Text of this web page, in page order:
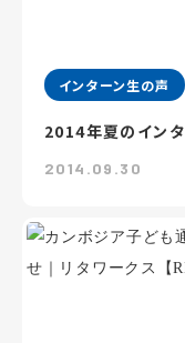
インターン生の声
2014年夏のイン
2014.09.30